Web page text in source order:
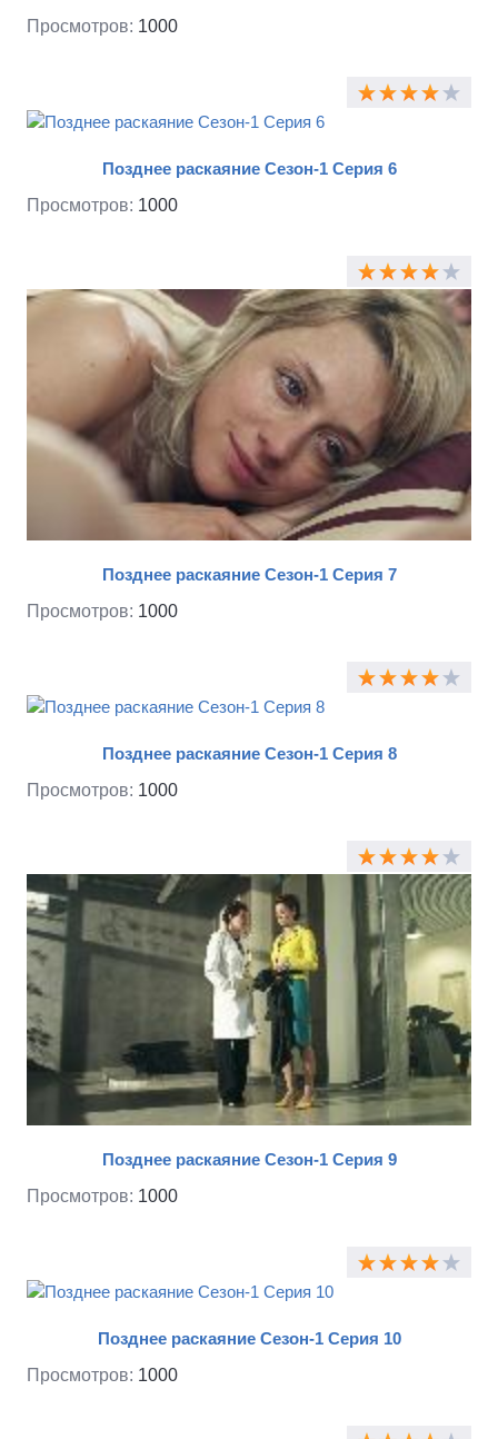
Просмотров: 1000
Позднее раскаяние Сезон-1 Серия 6
Просмотров: 1000
Позднее раскаяние Сезон-1 Серия 7
Просмотров: 1000
Позднее раскаяние Сезон-1 Серия 8
Просмотров: 1000
Позднее раскаяние Сезон-1 Серия 9
Просмотров: 1000
Позднее раскаяние Сезон-1 Серия 10
Просмотров: 1000